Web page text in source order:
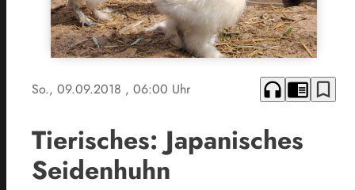
So., 09.09.2018 , 06:00 Uhr headphones chrome_reader_mode bookmark_border
Tierisches: Japanisches
Seidenhuhn